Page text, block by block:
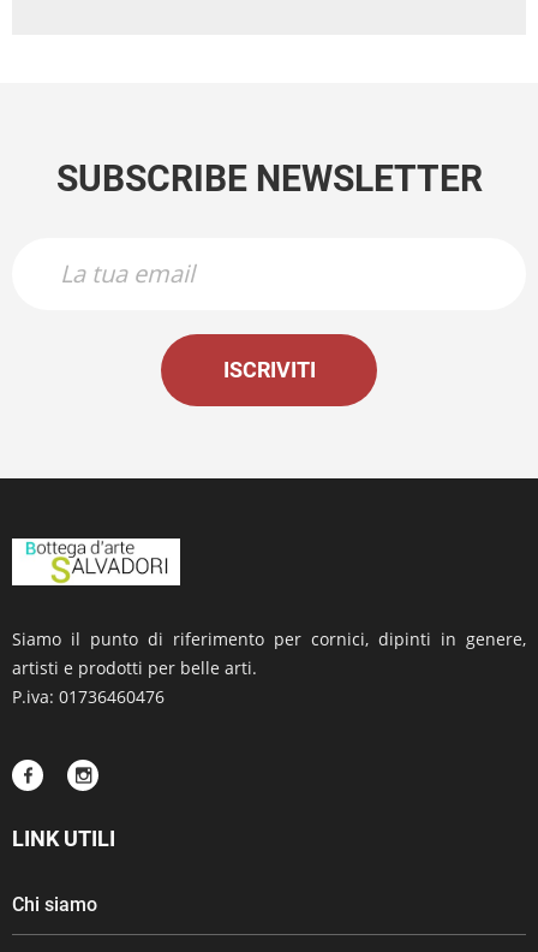
SUBSCRIBE NEWSLETTER
ISCRIVITI
Siamo il punto di riferimento per cornici, dipinti in genere,
artisti e prodotti per belle arti.
P.iva: 01736460476
LINK UTILI
Chi siamo